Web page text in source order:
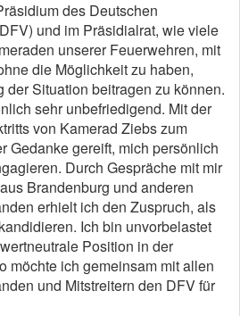
des Deutschen
und im Präsidialrat, wie viele
unserer Feuerwehren, mit
die Möglichkeit zu haben,
der Situation beitragen zu können.
sehr unbefriedigend. Mit der
von Kamerad Ziebs zum
Gedanke gereift, mich persönlich
Durch Gespräche mit mir
Brandenburg und anderen
erhielt ich den Zuspruch, als
Ich bin unvorbelastet
Position in der
möchte ich gemeinsam mit allen
und Mitstreitern den DFV für